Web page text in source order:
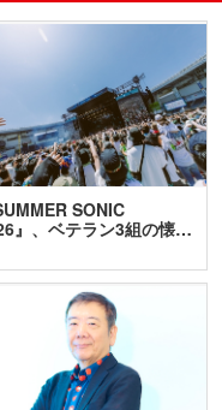
SONIC
』、ベテラン3組の懐…